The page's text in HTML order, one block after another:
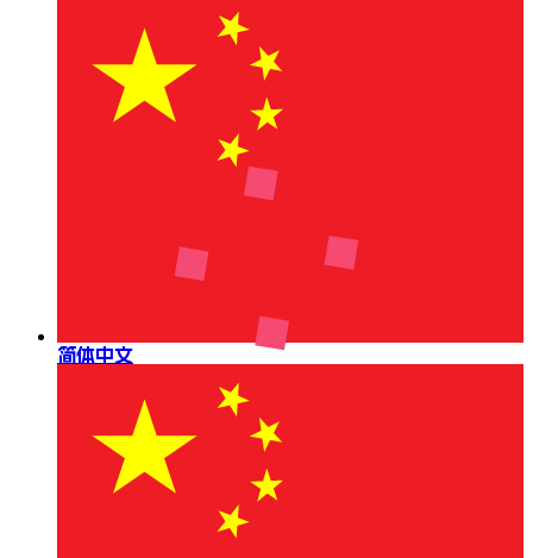
简体中文